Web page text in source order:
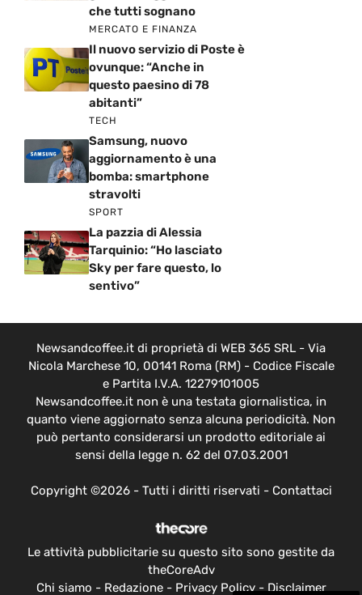
che tutti sognano
MERCATO E FINANZA
Il nuovo servizio di Poste è
ovunque: “Anche in
questo paesino di 78
abitanti”
TECH
Samsung, nuovo
aggiornamento è una
bomba: smartphone
stravolti
SPORT
La pazzia di Alessia
Tarquinio: “Ho lasciato
Sky per fare questo, lo
sentivo”
Newsandcoffee.it di proprietà di WEB 365 SRL - Via
Nicola Marchese 10, 00141 Roma (RM) - Codice Fiscale
e Partita I.V.A. 12279101005
Newsandcoffee.it non è una testata giornalistica, in
quanto viene aggiornato senza alcuna periodicità. Non
può pertanto considerarsi un prodotto editoriale ai
sensi della legge n. 62 del 07.03.2001
Copyright ©2026 - Tutti i diritti riservati - Contattaci
Le attività pubblicitarie su questo sito sono gestite da
theCoreAdv
Chi siamo - Redazione- Privacy Policy-Disclaimer